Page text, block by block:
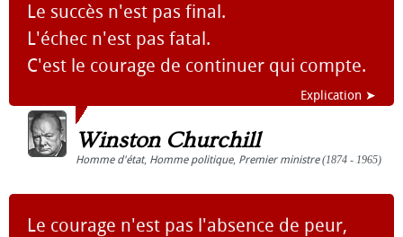
Le succès n'est pas final.
L'échec n'est pas fatal.
C'est le courage de continuer qui compte.
Explication ➤
Winston Churchill
Homme d'état, Homme politique, Premier ministre(1874 - 1965)
Le courage n'est pas l'absence de peur,